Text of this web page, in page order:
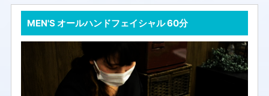
MEN'S オールハンドフェイシャル 60分